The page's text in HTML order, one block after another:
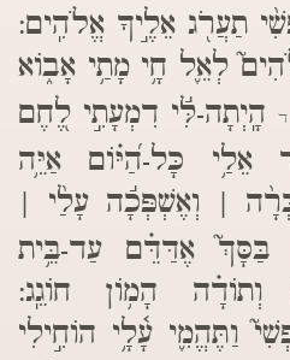
תַעֲרֹ֖ג אֵלֶ֣יךָ אֱלֹהִֽים:
לְאֵ֪ל חָ֥י מָתַ֥י אָב֑וֹא
ד
הָֽיְתָה-לִּ֬י דִמְעָתִ֣י לֶ֭חֶם
אֵלַ֥י כָּל-הַ֝יּ֗וֹם אַיֵּ֥ה
| וְאֶשְׁפְּכָ֬ה עָלַ֨י |
אֶדַּדֵּ֗ם עַד-בֵּ֥ית
הָמ֥וֹן חוֹגֵֽג:
וַתֶּהֱמִ֪י עָ֫לָ֥י הוֹחִ֣ילִי